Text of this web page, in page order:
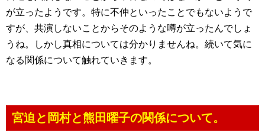
が立ったようです。特に不仲といったことでもないようで
すが、共演しないことからそのような噂が立ったんでしょ
うね。しかし真相については分かりませんね。続いて気に
なる関係について触れていきます。
宮迫と岡村と熊田曜子の関係について。